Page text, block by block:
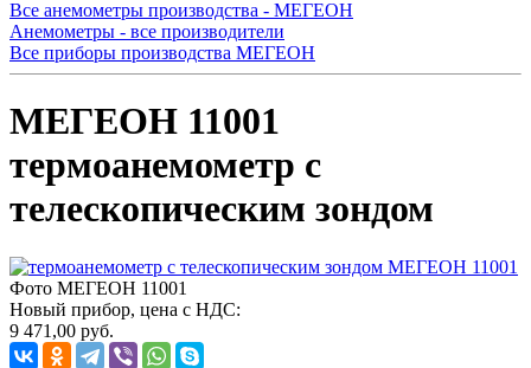
Все анемометры производства - МЕГЕОН
Анемометры - все производители
Все приборы производства МЕГЕОН
МЕГЕОН 11001
термоанемометр с
телескопическим зондом
Фото МЕГЕОН 11001
Новый прибор, цена с НДС:
9 471,00 руб.